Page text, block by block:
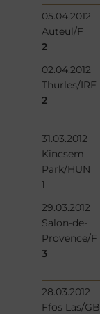
05.04.2012
Auteul/F
2
02.04.2012
Thurles/IRE
2
31.03.2012
Kincsem
Park/HUN
1
29.03.2012
Salon-de-
Provence/F
3
28.03.2012
Ffos Las/GB